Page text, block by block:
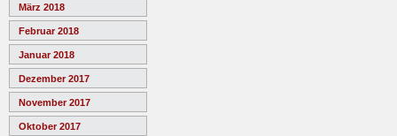
März 2018
Februar 2018
Januar 2018
Dezember 2017
November 2017
Oktober 2017